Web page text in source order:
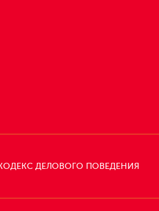
ДЕЛОВОГО ПОВЕДЕНИЯ